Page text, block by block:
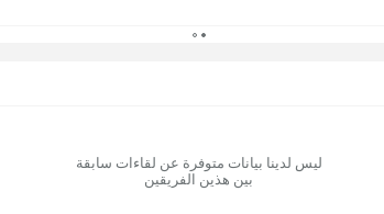
ليس لدينا بيانات متوفرة عن لقاءات سابقة
بين هذين الفريقين